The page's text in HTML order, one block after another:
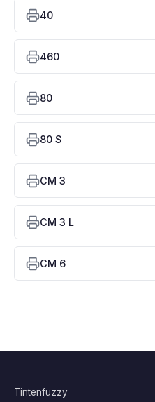
40
460
80
80 S
CM 3
CM 3 L
CM 6
Tintenfuzzy